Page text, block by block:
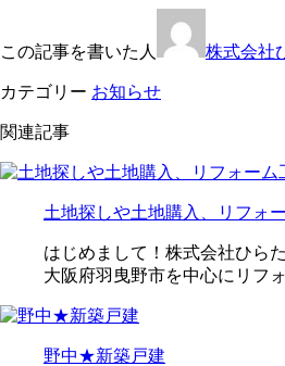
この記事を書いた人 株式会社
カテゴリー お知らせ
関連記事
土地探しや土地購入、リフォ
はじめまして！株式会社ひら
大阪府羽曳野市を中心にリフ
野中★新築戸建